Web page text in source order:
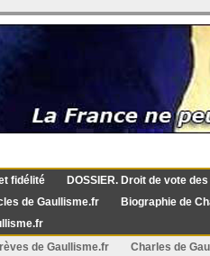
fidélité
DOSSIER. Droit de vote
de Gaullisme.fr
Biographie de
de Gaullisme.fr
Charles de